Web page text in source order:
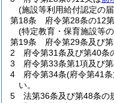
(施設等利用給付認定の
第18条
府令第28条の12
(特定教育・保育施設等
第19条
府令第29条及び
2
府令第31条及び第40条
3
府令第33条第1項及び
4
府令第34条(府令第41
い。
5
法第36条及び第48条の